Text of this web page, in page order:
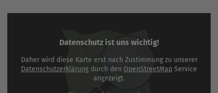
Datenschutz ist uns wichtig!
Daher wird diese Karte erst nach Zustimmung zu unserer
Datenschutzerklärung durch den OpenStreetMap Service
angezeigt.